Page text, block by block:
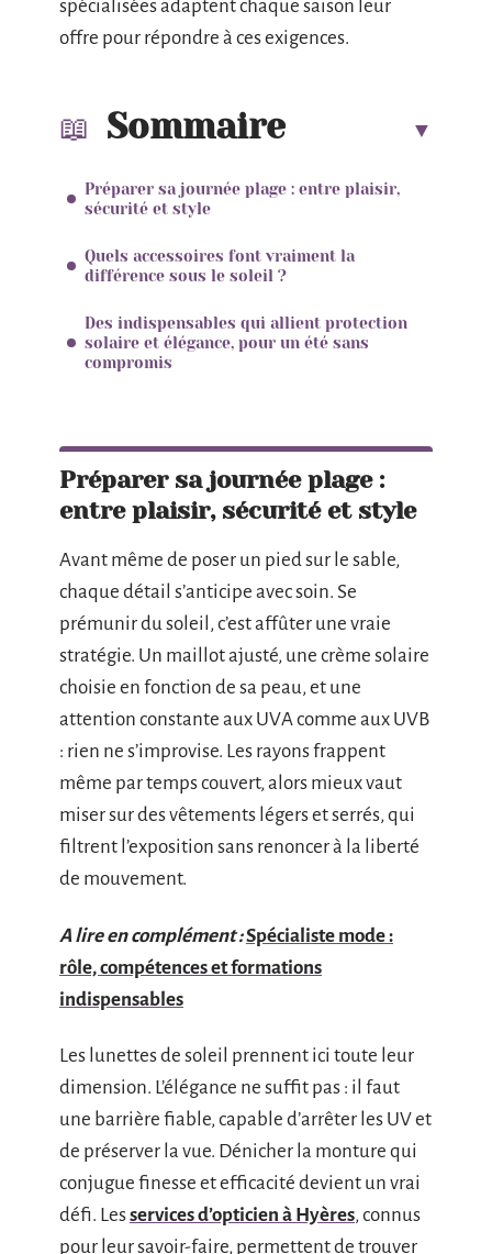
spécialisées adaptent chaque saison leur
offre pour répondre à ces exigences.
Sommaire
Préparer sa journée plage : entre plaisir,
sécurité et style
Quels accessoires font vraiment la
différence sous le soleil ?
Des indispensables qui allient protection
solaire et élégance, pour un été sans
compromis
Préparer sa journée plage :
entre plaisir, sécurité et style
Avant même de poser un pied sur le sable,
chaque détail s’anticipe avec soin. Se
prémunir du soleil, c’est affûter une vraie
stratégie. Un maillot ajusté, une crème solaire
choisie en fonction de sa peau, et une
attention constante aux UVA comme aux UVB
: rien ne s’improvise. Les rayons frappent
même par temps couvert, alors mieux vaut
miser sur des vêtements légers et serrés, qui
filtrent l’exposition sans renoncer à la liberté
de mouvement.
A lire en complément :Spécialiste mode :
rôle, compétences et formations
indispensables
Les lunettes de soleil prennent ici toute leur
dimension. L’élégance ne suffit pas : il faut
une barrière fiable, capable d’arrêter les UV et
de préserver la vue. Dénicher la monture qui
conjugue finesse et efficacité devient un vrai
défi. Lesservices d’opticien à Hyères, connus
pour leur savoir-faire, permettent de trouver